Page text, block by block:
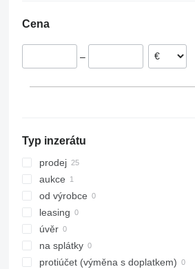
Cena
–
Typ inzerátu
prodej
aukce
od výrobce
leasing
úvěr
na splátky
protiúčet (výměna s doplatkem)